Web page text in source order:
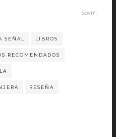
Sovrn
SEÑAL LIBROS
RECOMENDADOS
RESEÑA